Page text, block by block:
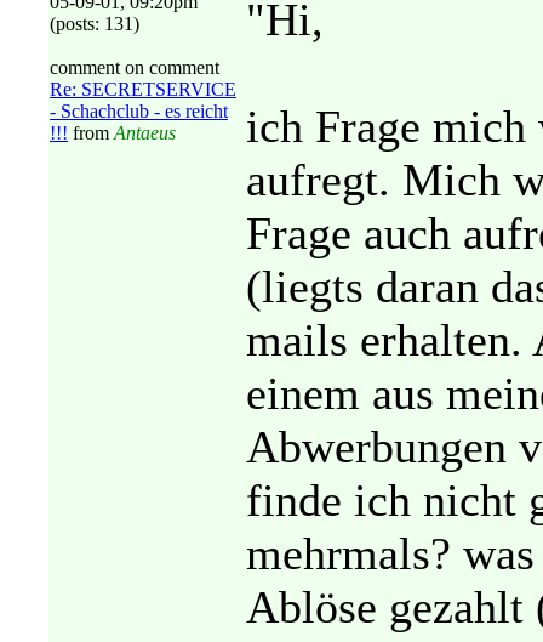
(posts: 131)
comment on comment
Re: SECRETSERVICE
- Schachclub - es reicht
!!! from Antaeus
"Hi,
ich Frage mich
aufregt. Mich
Frage auch
(liegts daran
mails erhalten.
einem aus
Abwerbungen
finde ich nicht
mehrmals?
Ablöse gezahlt